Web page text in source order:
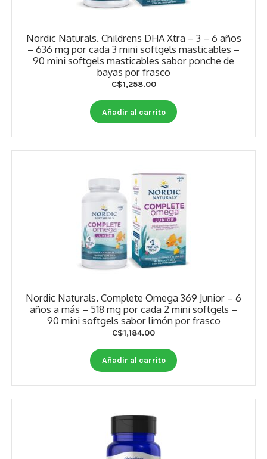
Nordic Naturals. Childrens DHA Xtra – 3 – 6 años
– 636 mg por cada 3 mini softgels masticables –
90 mini softgels masticables sabor ponche de
bayas por frasco
C$1,258.00
Añadir al carrito
Nordic Naturals. Complete Omega 369 Junior – 6
años a más – 518 mg por cada 2 mini softgels –
90 mini softgels sabor limón por frasco
C$1,184.00
Añadir al carrito